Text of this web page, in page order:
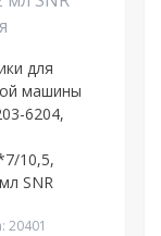
для
машины
6204,
10,5,
SNR
20401